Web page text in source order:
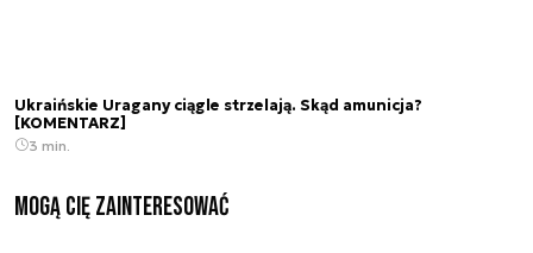
Ukraińskie Uragany ciągle strzelają. Skąd amunicja?
[KOMENTARZ]
3 min.
Mogą Cię zainteresować